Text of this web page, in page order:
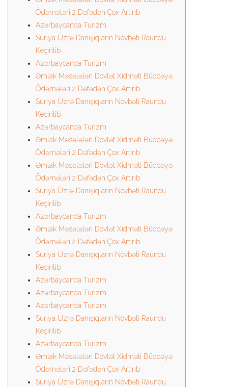
Ödəmələri 2 Dəfədən Çox Artırıb
Azərbaycanda Turizm
Suriya Üzrə Danışıqların Növbəti Raundu
Keçirilib
Azərbaycanda Turizm
Əmlak Məsələləri Dövlət Xidməti Büdcəyə
Ödəmələri 2 Dəfədən Çox Artırıb
Suriya Üzrə Danışıqların Növbəti Raundu
Keçirilib
Azərbaycanda Turizm
Əmlak Məsələləri Dövlət Xidməti Büdcəyə
Ödəmələri 2 Dəfədən Çox Artırıb
Əmlak Məsələləri Dövlət Xidməti Büdcəyə
Ödəmələri 2 Dəfədən Çox Artırıb
Suriya Üzrə Danışıqların Növbəti Raundu
Keçirilib
Azərbaycanda Turizm
Əmlak Məsələləri Dövlət Xidməti Büdcəyə
Ödəmələri 2 Dəfədən Çox Artırıb
Suriya Üzrə Danışıqların Növbəti Raundu
Keçirilib
Azərbaycanda Turizm
Azərbaycanda Turizm
Azərbaycanda Turizm
Suriya Üzrə Danışıqların Növbəti Raundu
Keçirilib
Azərbaycanda Turizm
Əmlak Məsələləri Dövlət Xidməti Büdcəyə
Ödəmələri 2 Dəfədən Çox Artırıb
Suriya Üzrə Danışıqların Növbəti Raundu